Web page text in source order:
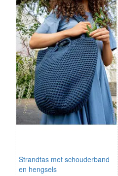
Strandtas met schouderband
en hengsels